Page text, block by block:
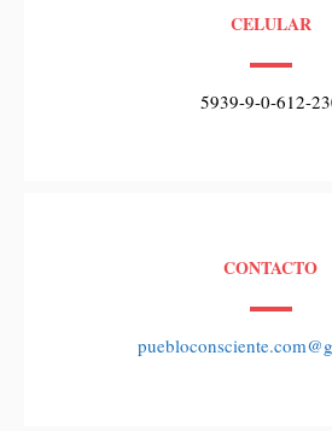
CELULAR
5939-9-0-612-
CONTACTO